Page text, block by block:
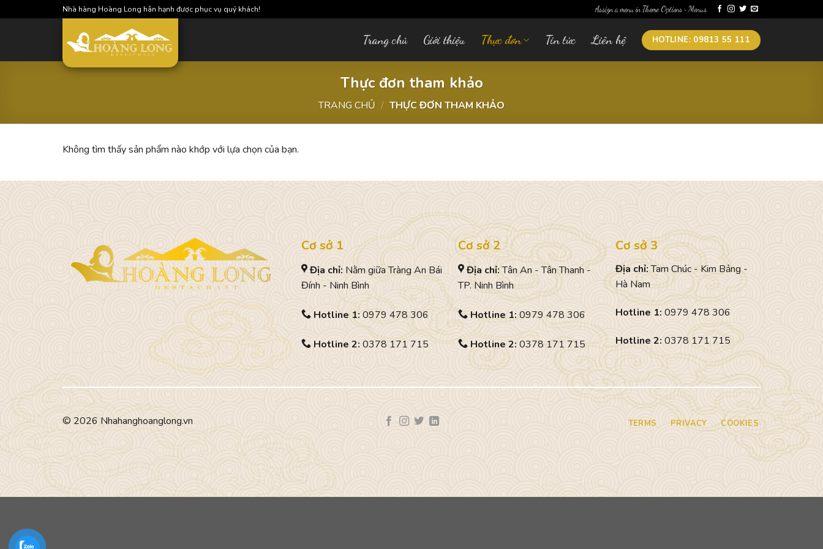
to
Nhà hàng Hoàng Long hân hạnh được phục vụ quý khách! Assign a menu in Theme Options > Menus
Trang chủ Giới thiệu Thực đơn Tin tức Liên hệ HOTLINE: 09813 55 111
Thực đơn tham khảo
TRANG CHỦ / THỰC ĐƠN THAM KHẢO
Không tìm thấy sản phẩm nào khớp với lựa chọn của bạn.
Cơ sở 1
Địa chỉ: Nằm giữa Tràng An Bái
Đính - Ninh Bình
Hotline 1:0979 478 306
Hotline 2: 0378 171 715
Cơ sở 2
Địa chỉ:Tân An - Tân Thanh -
TP. Ninh Bình
Hotline 1:0979 478 306
Hotline 2:0378 171 715
Cơ sở 3
Địa chỉ:Tam Chúc - Kim Bảng -
Hà Nam
Hotline 1: 0979 478 306
Hotline 2:0378 171 715
© 2026 Nhahanghoanglong.vn TERMS PRIVACY COOKIES